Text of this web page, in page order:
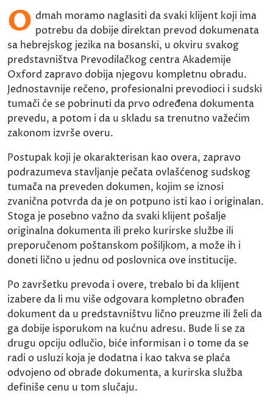
O dmah moramo naglasiti da svaki klijent koji ima
potrebu da dobije direktan prevod dokumenata
sa hebrejskog jezika na bosanski, u okviru svakog
predstavništva Prevodilačkog centra Akademije
Oxford zapravo dobija njegovu kompletnu obradu.
Jednostavnije rečeno, profesionalni prevodioci i sudski
tumači će se pobrinuti da prvo određena dokumenta
prevedu, a potom i da u skladu sa trenutno važećim
zakonom izvrše overu.
Postupak koji je okarakterisan kao overa, zapravo
podrazumeva stavljanje pečata ovlašćenog sudskog
tumača na preveden dokumen, kojim se iznosi
zvanična potvrda da je on potpuno isti kao i originalan.
Stoga je posebno važno da svaki klijent pošalje
originalna dokumenta ili preko kurirske službe ili
preporučenom poštanskom pošiljkom, a može ih i
doneti lično u jednu od poslovnica ove institucije.
Po završetku prevoda i overe, trebalo bi da klijent
izabere da li mu više odgovara kompletno obrađen
dokument da u predstavništvu lično preuzme ili želi da
ga dobije isporukom na kućnu adresu. Bude li se za
drugu opciju odlučio, biće informisan i o tome da se
radi o usluzi koja je dodatna i kao takva se plaća
odvojeno od obrade dokumenta, a kurirska služba
definiše cenu u tom slučaju.